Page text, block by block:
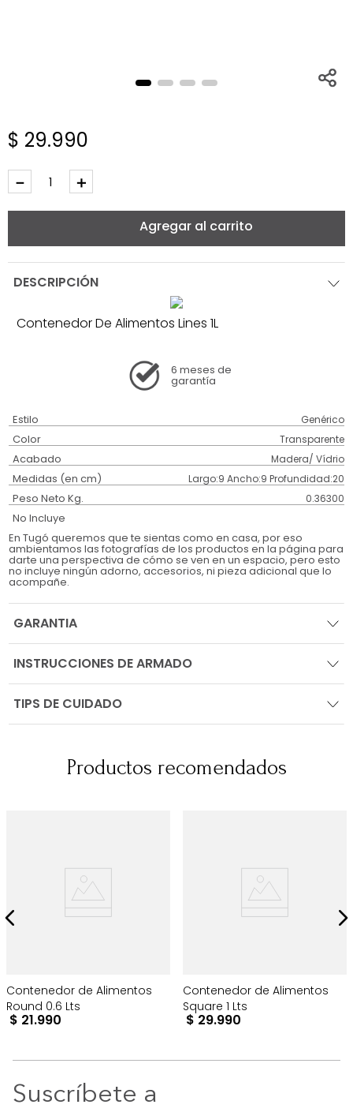
$ 29.990
＋
－
Agregar al carrito
DESCRIPCIÓN
Contenedor De Alimentos Lines 1L
6 meses de
garantía
Estilo Genérico
Color Transparente
Acabado Madera/ Vídrio
Medidas (en cm) Largo:9 Ancho:9 Profundidad:20
Peso Neto Kg. 0.36300
No Incluye
En Tugó queremos que te sientas como en casa, por eso
ambientamos las fotografías de los productos en la página para
darte una perspectiva de cómo se ven en un espacio, pero esto
no incluye ningún adorno, accesorios, ni pieza adicional que lo
acompañe.
GARANTIA
INSTRUCCIONES DE ARMADO
TIPS DE CUIDADO
Productos recomendados
Contenedor de Alimentos
Round 0.6 Lts
$ 21.990
Contenedor de Alimentos
Square 1 Lts
$ 29.990
Suscríbete a